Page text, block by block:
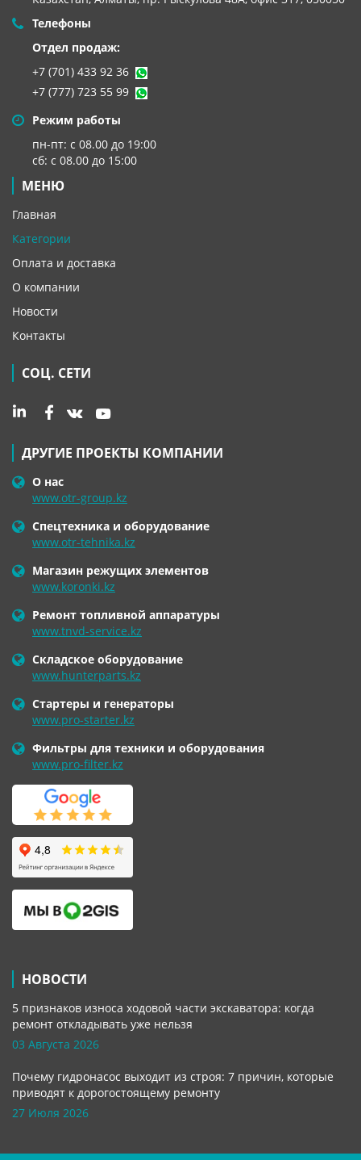
Телефоны
Отдел продаж:
+7 (701) 433 92 36
+7 (777) 723 55 99
Режим работы
пн-пт: с 08.00 до 19:00
сб: с 08.00 до 15:00
МЕНЮ
Главная
Категории
Оплата и доставка
О компании
Новости
Контакты
СОЦ. СЕТИ
ДРУГИЕ ПРОЕКТЫ КОМПАНИИ
О нас
www.otr-group.kz
Спецтехника и оборудование
www.otr-tehnika.kz
Магазин режущих элементов
www.koronki.kz
Ремонт топливной аппаратуры
www.tnvd-service.kz
Складское оборудование
www.hunterparts.kz
Стартеры и генераторы
www.pro-starter.kz
Фильтры для техники и оборудования
www.pro-filter.kz
НОВОСТИ
5 признаков износа ходовой части экскаватора: когда
ремонт откладывать уже нельзя
03 Августа 2026
Почему гидронасос выходит из строя: 7 причин, которые
приводят к дорогостоящему ремонту
27 Июля 2026